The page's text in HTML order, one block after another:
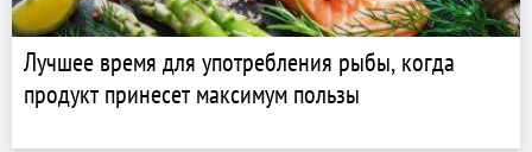
Лучшее время для употребления рыбы, когда
продукт принесет максимум пользы